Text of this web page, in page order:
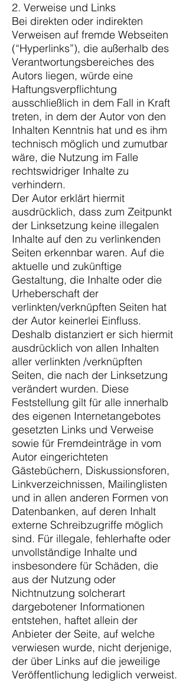
2. Verweise und Links
Bei direkten oder indirekten
Verweisen auf fremde Webseiten
(“Hyperlinks”), die außerhalb des
Verantwortungsbereiches des
Autors liegen, würde eine
Haftungsverpflichtung
ausschließlich in dem Fall in Kraft
treten, in dem der Autor von den
Inhalten Kenntnis hat und es ihm
technisch möglich und zumutbar
wäre, die Nutzung im Falle
rechtswidriger Inhalte zu
verhindern.
Der Autor erklärt hiermit
ausdrücklich, dass zum Zeitpunkt
der Linksetzung keine illegalen
Inhalte auf den zu verlinkenden
Seiten erkennbar waren. Auf die
aktuelle und zukünftige
Gestaltung, die Inhalte oder die
Urheberschaft der
verlinkten/verknüpften Seiten hat
der Autor keinerlei Einfluss.
Deshalb distanziert er sich hiermit
ausdrücklich von allen Inhalten
aller verlinkten /verknüpften
Seiten, die nach der Linksetzung
verändert wurden. Diese
Feststellung gilt für alle innerhalb
des eigenen Internetangebotes
gesetzten Links und Verweise
sowie für Fremdeinträge in vom
Autor eingerichteten
Gästebüchern, Diskussionsforen,
Linkverzeichnissen, Mailinglisten
und in allen anderen Formen von
Datenbanken, auf deren Inhalt
externe Schreibzugriffe möglich
sind. Für illegale, fehlerhafte oder
unvollständige Inhalte und
insbesondere für Schäden, die
aus der Nutzung oder
Nichtnutzung solcherart
dargebotener Informationen
entstehen, haftet allein der
Anbieter der Seite, auf welche
verwiesen wurde, nicht derjenige,
der über Links auf die jeweilige
Veröffentlichung lediglich verweist.